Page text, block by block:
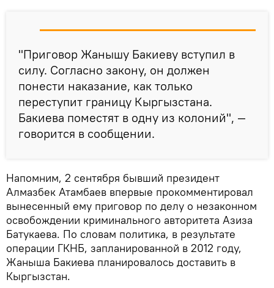
"Приговор Жанышу Бакиеву вступил в
силу. Согласно закону, он должен
понести наказание, как только
переступит границу Кыргызстана.
Бакиева поместят в одну из колоний", —
говорится в сообщении.
Напомним, 2 сентября бывший президент
Алмазбек Атамбаев впервые прокомментировал
вынесенный ему приговор по делу о незаконном
освобождении криминального авторитета Азиза
Батукаева. По словам политика, в результате
операции ГКНБ, запланированной в 2012 году,
Жаныша Бакиева планировалось доставить в
Кыргызстан.